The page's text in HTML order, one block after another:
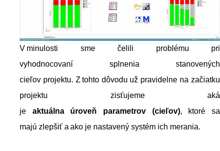
V minulosti sme čelili problému pri
vyhodnocovaní splnenia stanovených
cieľov projektu. Z tohto dôvodu už pravidelne na začiatku
projektu zisťujeme aká
je aktuálnaúroveň parametrov (cieľov), ktoré sa
majú zlepšiť a ako je nastavený systém ich merania.